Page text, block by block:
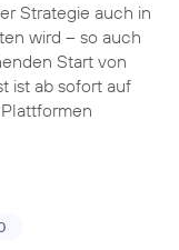
Strategie auch in
wird – so auch
Start von
ist ab sofort auf